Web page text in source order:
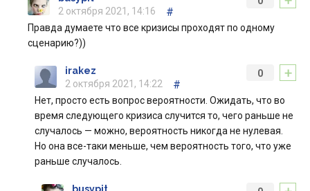
2 октября 2021, 14:16
#
Правда думаете что все кризисы проходят по одному
сценарию?))
+
0
irakez
2 октября 2021, 14:22
#
Нет, просто есть вопрос вероятности. Ожидать, что во
время следующего кризиса случится то, чего раньше не
случалось — можно, вероятность никогда не нулевая.
Но она все-таки меньше, чем вероятность того, что уже
раньше случалось.
busypit